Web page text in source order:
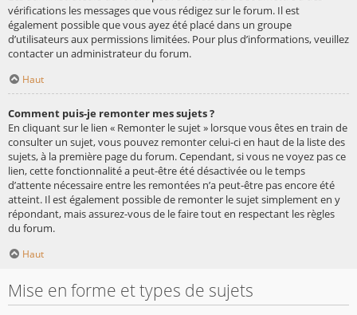
vérifications les messages que vous rédigez sur le forum. Il est
également possible que vous ayez été placé dans un groupe
d’utilisateurs aux permissions limitées. Pour plus d’informations, veuillez
contacter un administrateur du forum.
Haut
Comment puis-je remonter mes sujets ?
En cliquant sur le lien « Remonter le sujet » lorsque vous êtes en train de
consulter un sujet, vous pouvez remonter celui-ci en haut de la liste des
sujets, à la première page du forum. Cependant, si vous ne voyez pas ce
lien, cette fonctionnalité a peut-être été désactivée ou le temps
d’attente nécessaire entre les remontées n’a peut-être pas encore été
atteint. Il est également possible de remonter le sujet simplement en y
répondant, mais assurez-vous de le faire tout en respectant les règles
du forum.
Haut
Mise en forme et types de sujets